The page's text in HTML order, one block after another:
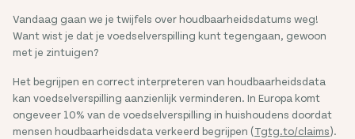
Vandaag gaan we je twijfels over houdbaarheidsdatums weg!
Want wist je dat je voedselverspilling kunt tegengaan, gewoon
met je zintuigen?
Het begrijpen en correct interpreteren van houdbaarheidsdata
kan voedselverspilling aanzienlijk verminderen. In Europa komt
ongeveer 10% van de voedselverspilling in huishoudens doordat
mensen houdbaarheidsdata verkeerd begrijpen (Tgtg.to/claims).